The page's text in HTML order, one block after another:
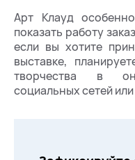
Арт Клауд
показать работу
если вы хотите
выставке,
творчества в
социальных сетей